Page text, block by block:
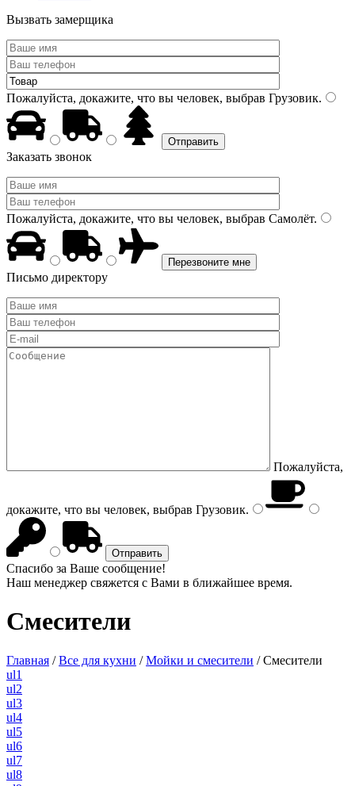
Вызвать замерщика
Пожалуйста, докажите, что вы человек, выбрав Грузовик.
Заказать звонок
Пожалуйста, докажите, что вы человек, выбрав Самолёт.
Письмо директору
Пожалуйста,
докажите, что вы человек, выбрав Грузовик.
Спасибо за Ваше сообщение!
Наш менеджер свяжется с Вами в ближайшее время.
Смесители
Главная /Все для кухни /Мойки и смесители /Смесители
ul1
ul2
ul3
ul4
ul5
ul6
ul7
ul8